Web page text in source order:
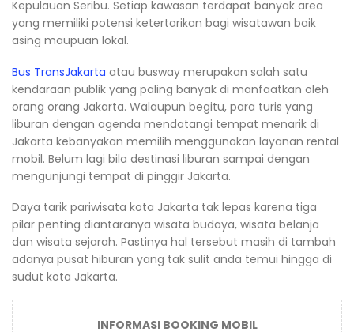
Kepulauan Seribu. Setiap kawasan terdapat banyak area
yang memiliki potensi ketertarikan bagi wisatawan baik
asing maupuan lokal.
Bus TransJakarta atau busway merupakan salah satu
kendaraan publik yang paling banyak di manfaatkan oleh
orang orang Jakarta. Walaupun begitu, para turis yang
liburan dengan agenda mendatangi tempat menarik di
Jakarta kebanyakan memilih menggunakan layanan rental
mobil. Belum lagi bila destinasi liburan sampai dengan
mengunjungi tempat di pinggir Jakarta.
Daya tarik pariwisata kota Jakarta tak lepas karena tiga
pilar penting diantaranya wisata budaya, wisata belanja
dan wisata sejarah. Pastinya hal tersebut masih di tambah
adanya pusat hiburan yang tak sulit anda temui hingga di
sudut kota Jakarta.
INFORMASI BOOKING MOBIL